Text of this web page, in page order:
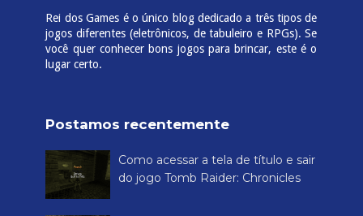
Rei dos Games é o único blog dedicado a três tipos de
jogos diferentes (eletrônicos, de tabuleiro e RPGs). Se
você quer conhecer bons jogos para brincar, este é o
lugar certo.
Postamos recentemente
Como acessar a tela de título e sair
do jogo Tomb Raider: Chronicles